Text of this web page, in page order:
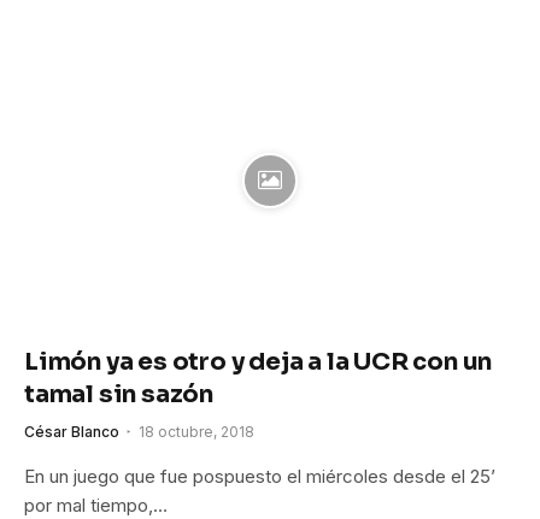
Limón ya es otro y deja a la UCR con un
tamal sin sazón
César Blanco 18 octubre, 2018
En un juego que fue pospuesto el miércoles desde el 25’
por mal tiempo,…